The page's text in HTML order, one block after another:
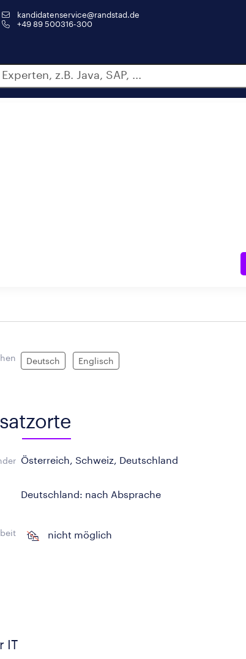
kandidatenservice@randstad.de
+49 89 500316-300
Deutsch Englisch
Österreich, Schweiz, Deutschland
Deutschland: nach Absprache
nicht möglich
IT